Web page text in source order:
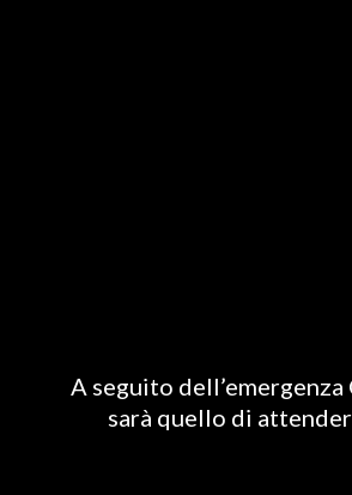
A seguito
sarà quello di